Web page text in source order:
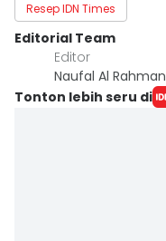
Resep IDN Times
Editorial Team
Editor
Naufal Al Rahman
Tonton lebih seru di